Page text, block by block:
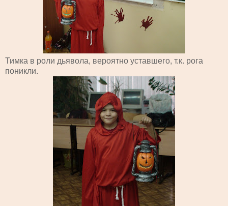
Тимка в роли дьявола, вероятно уставшего, т.к. рога
поникли.